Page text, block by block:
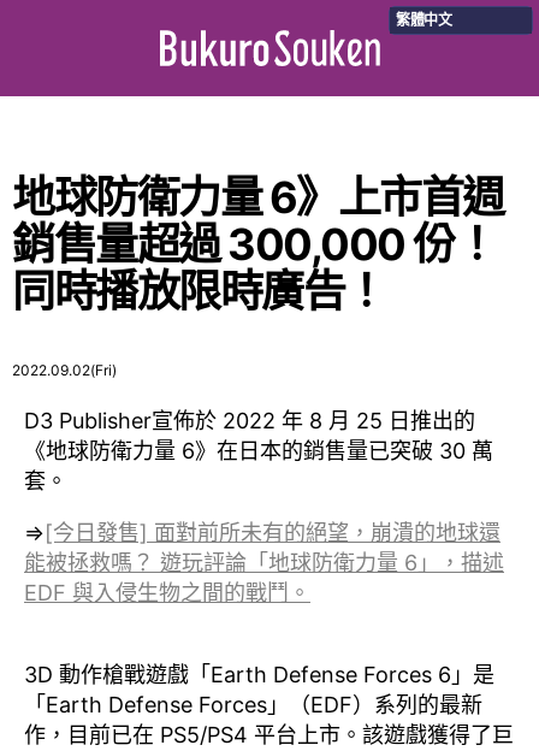
繁體中文
地球防衛力量 6》上市首週
銷售量超過 300,000 份！
同時播放限時廣告！
2022.09.02(Fri)
D3 Publisher宣佈於 2022 年 8 月 25 日推出的
《地球防衛力量 6》在日本的銷售量已突破 30 萬
套。
⇒[今日發售] 面對前所未有的絕望，崩潰的地球還
能被拯救嗎？ 遊玩評論「地球防衛力量 6」，描述
EDF 與入侵生物之間的戰鬥。
3D 動作槍戰遊戲「Earth Defense Forces 6」是
「Earth Defense Forces」（EDF）系列的最新
作，目前已在 PS5/PS4 平台上市。該遊戲獲得了巨